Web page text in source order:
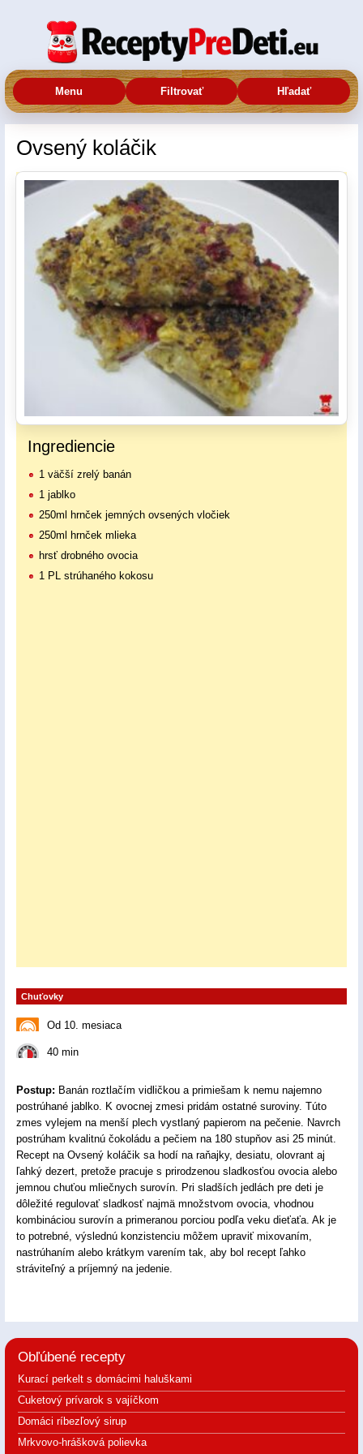
Menu Filtrovať Hľadať
Ovsený koláčik
Ingrediencie
1 väčší zrelý banán
1 jablko
250ml hrnček jemných ovsených vločiek
250ml hrnček mlieka
hrsť drobného ovocia
1 PL strúhaného kokosu
Chuťovky
Od 10. mesiaca
40 min
Postup: Banán roztlačím vidličkou a primiešam k nemu najemno
postrúhané jablko. K ovocnej zmesi pridám ostatné suroviny. Túto
zmes vylejem na menší plech vystlaný papierom na pečenie. Navrch
postrúham kvalitnú čokoládu a pečiem na 180 stupňov asi 25 minút.
Recept na Ovsený koláčik sa hodí na raňajky, desiatu, olovrant aj
ľahký dezert, pretože pracuje s prirodzenou sladkosťou ovocia alebo
jemnou chuťou mliečnych surovín. Pri sladších jedlách pre deti je
dôležité regulovať sladkosť najmä množstvom ovocia, vhodnou
kombináciou surovín a primeranou porciou podľa veku dieťaťa. Ak je
to potrebné, výslednú konzistenciu môžem upraviť mixovaním,
nastrúhaním alebo krátkym varením tak, aby bol recept ľahko
stráviteľný a príjemný na jedenie.
Obľúbené recepty
Kurací perkelt s domácimi haluškami
Cuketový prívarok s vajíčkom
Domáci ríbezľový sirup
Mrkvovo-hrášková polievka